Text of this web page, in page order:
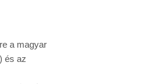
a magyar
és az